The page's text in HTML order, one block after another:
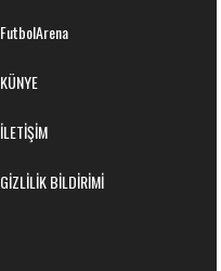
FutbolArena
KÜNYE
İLETİŞİM
GİZLİLİK BİLDİRİMİ